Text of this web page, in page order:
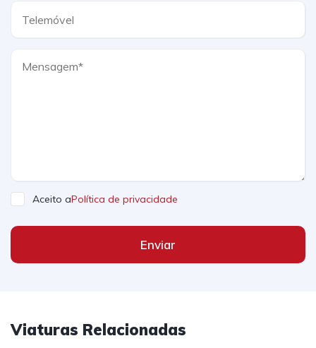
Aceito aPolítica de privacidade
Enviar
Viaturas Relacionadas